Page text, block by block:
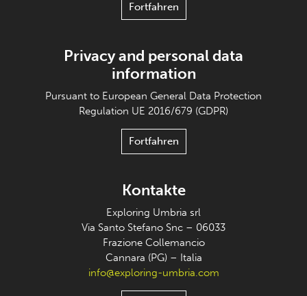
Fortfahren
Privacy and personal data
information
Pursuant to European General Data Protection
Regulation UE 2016/679 (GDPR)
Fortfahren
Kontakte
Exploring Umbria srl
Via Santo Stefano Snc – 06033
Frazione Collemancio
Cannara (PG) – Italia
info@exploring-umbria.com